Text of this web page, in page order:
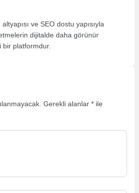
ve SEO dostu yapısıyla
dijitalde daha görünür
bir platformdur.
Gerekli alanlar* ile